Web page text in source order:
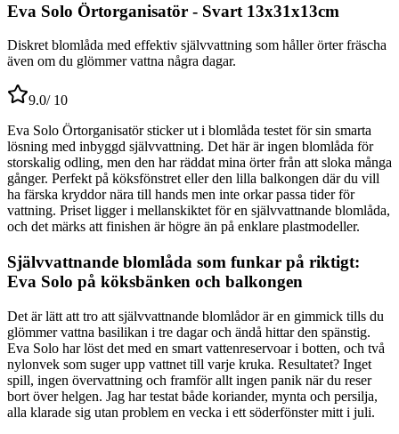
Eva Solo Örtorganisatör - Svart 13x31x13cm
Diskret blomlåda med effektiv självvattning som håller örter fräscha
även om du glömmer vattna några dagar.
9.0/ 10
Eva Solo Örtorganisatör sticker ut i blomlåda testet för sin smarta
lösning med inbyggd självvattning. Det här är ingen blomlåda för
storskalig odling, men den har räddat mina örter från att sloka många
gånger. Perfekt på köksfönstret eller den lilla balkongen där du vill
ha färska kryddor nära till hands men inte orkar passa tider för
vattning. Priset ligger i mellanskiktet för en självvattnande blomlåda,
och det märks att finishen är högre än på enklare plastmodeller.
Självvattnande blomlåda som funkar på riktigt:
Eva Solo på köksbänken och balkongen
Det är lätt att tro att självvattnande blomlådor är en gimmick tills du
glömmer vattna basilikan i tre dagar och ändå hittar den spänstig.
Eva Solo har löst det med en smart vattenreservoar i botten, och två
nylonvek som suger upp vattnet till varje kruka. Resultatet? Inget
spill, ingen övervattning och framför allt ingen panik när du reser
bort över helgen. Jag har testat både koriander, mynta och persilja,
alla klarade sig utan problem en vecka i ett söderfönster mitt i juli.